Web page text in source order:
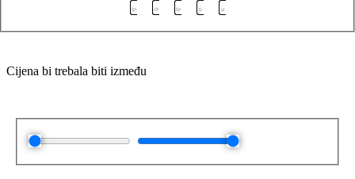
Cijena bi trebala biti između